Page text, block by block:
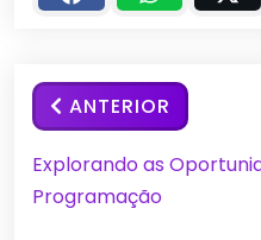
ANTERIOR
Explorando as
Programação